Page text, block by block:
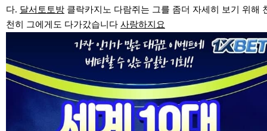
다. 달서토토방 클락카지노 다람쥐는 그를 좀더 자세히 보기 위해
천히 그에게도 다가갔습니다 사랑하지요